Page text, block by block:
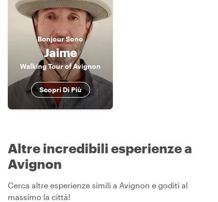
BonjourSono
Jaime
Walking Tour of Avignon
Scopri Di Più
Altre incredibili esperienze a
Avignon
Cerca altre esperienze simili a Avignon e goditi al
massimo la città!